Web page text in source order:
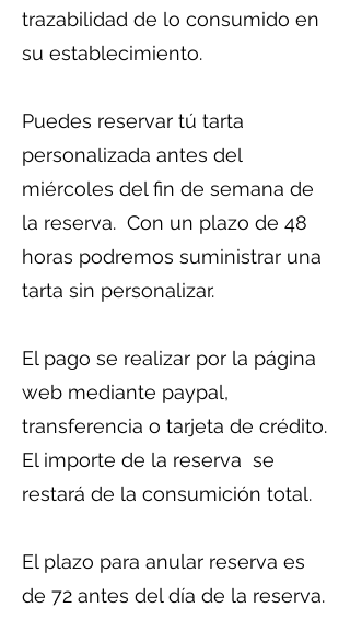
trazabilidad de lo consumido en
su establecimiento.
Puedes reservar tú tarta
personalizada antes del
miércoles del fin de semana de
la reserva. Con un plazo de 48
horas podremos suministrar una
tarta sin personalizar.
El pago se realizar por la página
web mediante paypal,
transferencia o tarjeta de crédito.
El importe de la reserva se
restará de la consumición total.
El plazo para anular reserva es
de 72 antes del día de la reserva.